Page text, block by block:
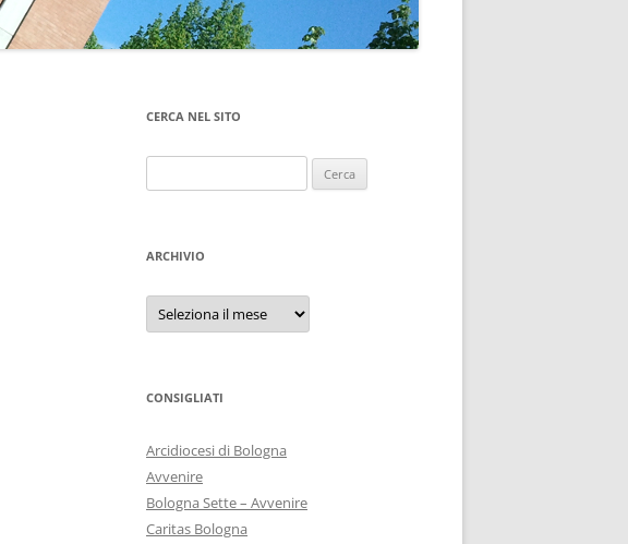
CERCA NEL SITO
per:
ARCHIVIO
Archivio
CONSIGLIATI
Arcidiocesi di Bologna
Avvenire
Bologna Sette – Avvenire
Caritas Bologna